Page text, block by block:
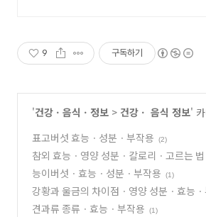
9 구독하기
'건강ㆍ음식ㆍ정보 > 건강ㆍ 음식 정보'
표고버섯 효능ㆍ성분ㆍ부작용
(2)
참외 효능ㆍ영양 성분ㆍ칼로리ㆍ고르는
작용
(1)
능이버섯ㆍ효능ㆍ성분ㆍ부작용 (1)
강황과 울금의 차이점ㆍ영양 성분ㆍ효능
용ㆍ총정리
(3)
견과류 종류ㆍ효능ㆍ부작용 (1)